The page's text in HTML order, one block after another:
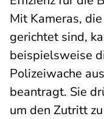
Mit Kameras,
gerichtet sind,
beispielsweise
Polizeiwache
beantragt. Sie
um den Zutritt